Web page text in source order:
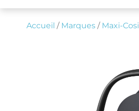
Accueil / Marques/ Maxi-Cosi